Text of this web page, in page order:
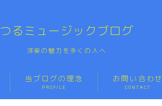
つるミュージックブログ
洋楽の魅力を多くの人へ
当ブログの理念
PROFILE
お問い合わせ
CONTACT